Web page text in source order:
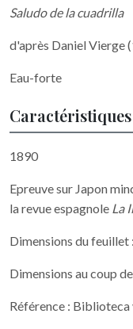
Saludo de la cuadrilla
d'après Daniel Vierge
Eau-forte
1890
Epreuve sur Japon
la revue espagnole La
Dimensions du feuillet
Dimensions au coup
Référence :